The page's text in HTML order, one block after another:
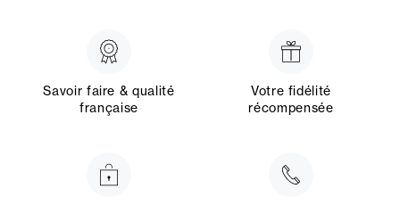
Savoir faire & qualité
française
Votre fidélité
récompensée